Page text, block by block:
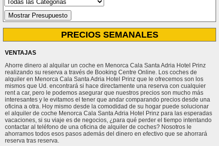
PRECIOS SEMANALES
VENTAJAS
Ahorre dinero al alquilar un coche en Menorca Cala Santa Adria Hotel Prinz
realizando su reserva a través de Booking Centre Online. Los coches de
alquiler en Menorca Cala Santa Adria Hotel Prinz que le ofrecemos son los
mismos que Ud. encontrará si hace directamente una reserva con cualquier
rent a car, pero le podemos asegurar que nuestros precios son mucho más
interesantes y le evitamos el tener que andar comparando precios desde una
oficina a otra. Hoy mismo desde la comodidad de su hogar puede solucionar
el alquiler de coche Menorca Cala Santa Adria Hotel Prinz para las esperadas
vacaciones, si su viaje es de negocios, ¿para qué perder el tiempo intentando
contactar al teléfono de una oficina de alquiler de coches? Nosotros le
ahorramos todos esos pasos además del dinero en efectivo que se ahorrará
reserva tras reserva.